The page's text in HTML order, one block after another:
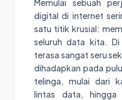
Memulai sebuah
digital di internet
satu titik krusial:
seluruh data kita.
terasa sangat seru
dihadapkan pada
telinga, mulai dari
lintas data,